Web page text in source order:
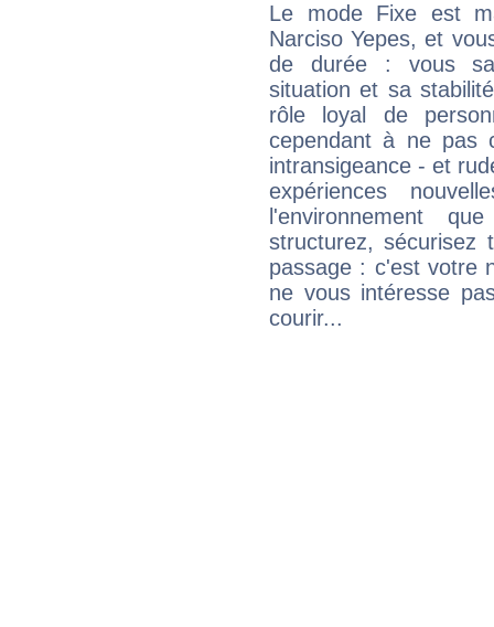
Le mode Fixe est
Narciso Yepes, et
de durée : vous
situation et sa
rôle loyal de
cependant à ne pas
intransigeance - et
expériences
l'environnement
structurez, sécurisez
passage : c'est votre
ne vous intéresse
courir...